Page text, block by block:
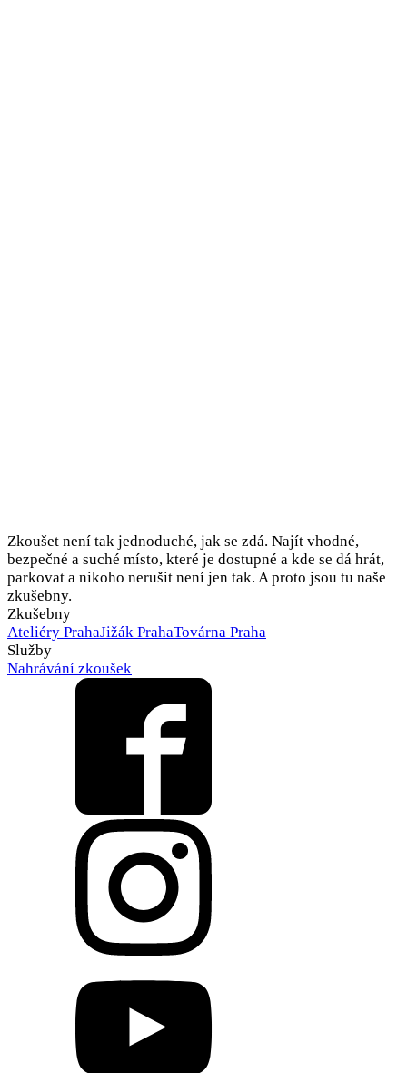
Zkoušet není tak jednoduché, jak se zdá. Najít vhodné,
bezpečné a suché místo, které je dostupné a kde se dá hrát,
parkovat a nikoho nerušit není jen tak. A proto jsou tu naše
zkušebny.
Zkušebny
Ateliéry PrahaJižák PrahaTovárna Praha
Služby
Nahrávání zkoušek